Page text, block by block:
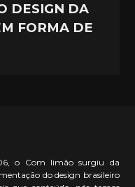
DESIGN DA
FORMA DE
o Com limão surgiu da
do design brasileiro